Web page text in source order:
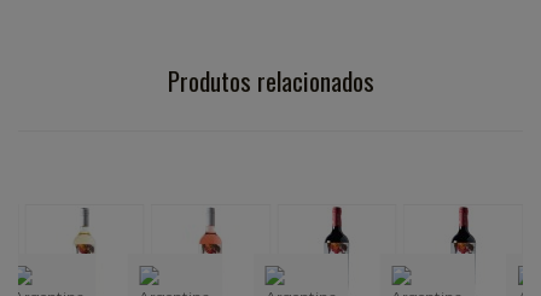
Produtos relacionados